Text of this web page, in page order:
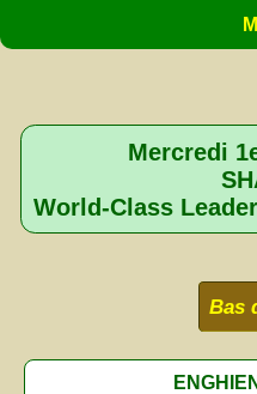
Mercredi
World-Class
Bas